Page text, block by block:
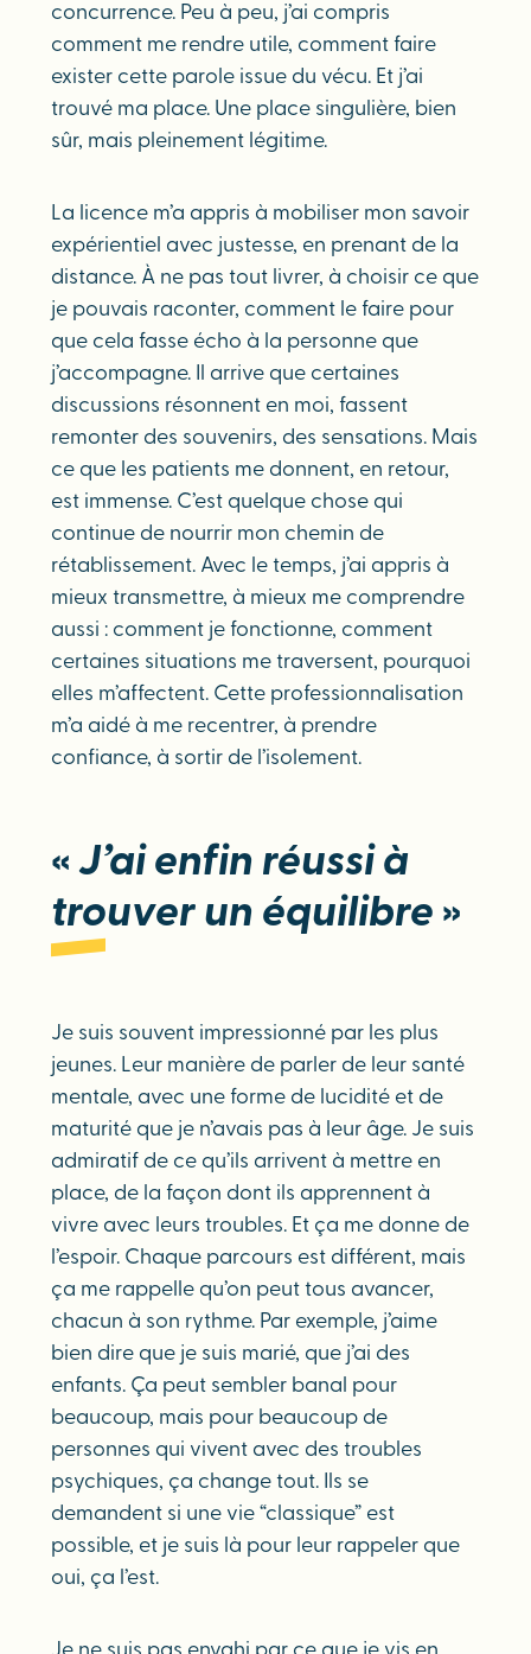
concurrence. Peu à peu, j’ai compris
comment me rendre utile, comment faire
exister cette parole issue du vécu. Et j’ai
trouvé ma place. Une place singulière, bien
sûr, mais pleinement légitime.
La licence m’a appris à mobiliser mon savoir
expérientiel avec justesse, en prenant de la
distance. À ne pas tout livrer, à choisir ce que
je pouvais raconter, comment le faire pour
que cela fasse écho à la personne que
j’accompagne. Il arrive que certaines
discussions résonnent en moi, fassent
remonter des souvenirs, des sensations. Mais
ce que les patients me donnent, en retour,
est immense. C’est quelque chose qui
continue de nourrir mon chemin de
rétablissement. Avec le temps, j’ai appris à
mieux transmettre, à mieux me comprendre
aussi : comment je fonctionne, comment
certaines situations me traversent, pourquoi
elles m’affectent. Cette professionnalisation
m’a aidé à me recentrer, à prendre
confiance, à sortir de l’isolement.
« J’ai enfin réussi à
trouver un équilibre »
Je suis souvent impressionné par les plus
jeunes. Leur manière de parler de leur santé
mentale, avec une forme de lucidité et de
maturité que je n’avais pas à leur âge. Je suis
admiratif de ce qu’ils arrivent à mettre en
place, de la façon dont ils apprennent à
vivre avec leurs troubles. Et ça me donne de
l’espoir. Chaque parcours est différent, mais
ça me rappelle qu’on peut tous avancer,
chacun à son rythme. Par exemple, j’aime
bien dire que je suis marié, que j’ai des
enfants. Ça peut sembler banal pour
beaucoup, mais pour beaucoup de
personnes qui vivent avec des troubles
psychiques, ça change tout. Ils se
demandent si une vie “classique” est
possible, et je suis là pour leur rappeler que
oui, ça l’est.